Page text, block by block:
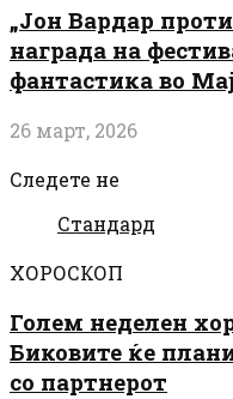
„Јон Вардар
награда на
фантастика во
26 март, 2026
Следете не
Стандард
ХОРОСКОП
Голем неделен
Биковите ќе
со партнерот